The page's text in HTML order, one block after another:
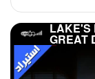
LAKE'S
GREAT